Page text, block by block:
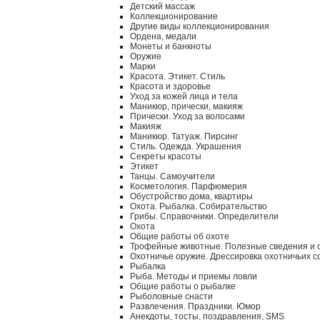
Детский массаж
Коллекционирование
Другие виды коллекционирования
Ордена, медали
Монеты и банкноты
Оружие
Марки
Красота. Этикет. Стиль
Красота и здоровье
Уход за кожей лица и тела
Маникюр, прически, макияж
Прически. Уход за волосами
Макияж
Маникюр. Татуаж. Пирсинг
Стиль. Одежда. Украшения
Секреты красоты
Этикет
Танцы. Самоучители
Косметология. Парфюмерия
Обустройство дома, квартиры
Охота. Рыбалка. Собирательство
Грибы. Справочники. Определители
Охота
Общие работы об охоте
Трофейные животные. Полезные сведения и
Охотничье оружие. Дрессировка охотничьих
Рыбалка
Рыба. Методы и приемы ловли
Общие работы о рыбалке
Рыболовные снасти
Развлечения. Праздники. Юмор
Анекдоты, тосты, поздравления, SMS